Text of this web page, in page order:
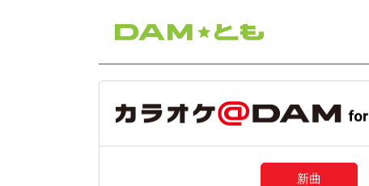
新曲